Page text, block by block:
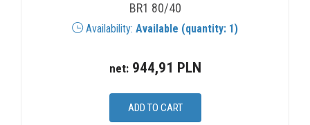
BR1 80/40
Availability: Available (quantity: 1)
net:944,91 PLN